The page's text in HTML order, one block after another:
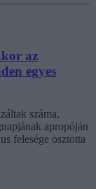
az
egyes
száma,
apropóján
felesége osztotta